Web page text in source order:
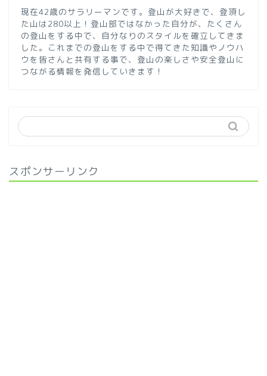
現在42歳のサラリーマンです。登山が大好きで、登頂し
た山は280以上！登山部ではなかった自分が、たくさん
の登山をする中で、自分なりのスタイルを確立してきま
した。これまでの登山をする中で得てきた知識やノウハ
ウを皆さんと共有する事で、登山の楽しさや安全登山に
つながる情報を発信していきます！
スポンサーリンク